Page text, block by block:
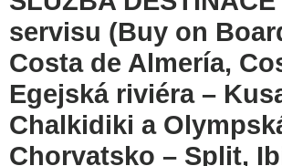
servisu (Buy on
Costa de Almería,
Egejská riviéra –
Chalkidiki a
Chorvatsko – Split,